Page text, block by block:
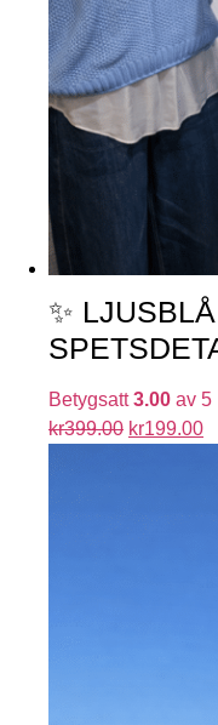
✨
Betygsatt3.00 av 5
kr399.00 kr199.00